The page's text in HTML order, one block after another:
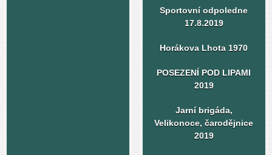
Sportovní odpoledne
17.8.2019
Horákova Lhota 1970
POSEZENÍ POD LIPAMI
2019
Jarní brigáda,
Velikonoce, čarodějnice
2019